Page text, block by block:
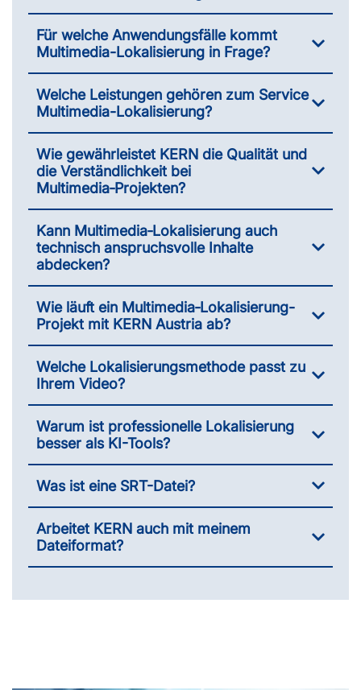
Für welche Anwendungsfälle kommt
Multimedia-Lokalisierung in Frage?
Welche Leistungen gehören zum Service
Multimedia-Lokalisierung?
Wie gewährleistet KERN die Qualität und
die Verständlichkeit bei
Multimedia‑Projekten?
Kann Multimedia‑Lokalisierung auch
technisch anspruchsvolle Inhalte
abdecken?
Wie läuft ein Multimedia‑Lokalisierung-
Projekt mit KERN Austria ab?
Welche Lokalisierungsmethode passt zu
Ihrem Video?
Warum ist professionelle Lokalisierung
besser als KI-Tools?
Was ist eine SRT-Datei?
Arbeitet KERN auch mit meinem
Dateiformat?